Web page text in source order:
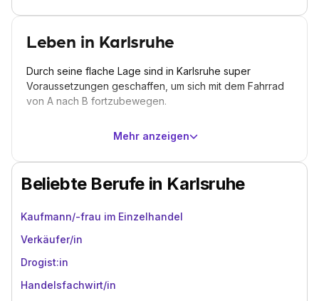
Leben in Karlsruhe
Durch seine flache Lage sind in Karlsruhe super
Voraussetzungen geschaffen, um sich mit dem Fahrrad
von A nach B fortzubewegen.
Mehr anzeigen
Beliebte Berufe in Karlsruhe
Kaufmann/-frau im Einzelhandel
Verkäufer/in
Drogist:in
Handelsfachwirt/in